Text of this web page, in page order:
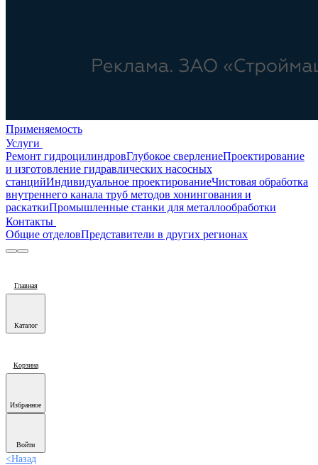
Применяемость
Услуги
Ремонт гидроцилиндровГлубокое сверлениеПроектирование
и изготовление гидравлических насосных
станцийИндивидуальное проектированиеЧистовая обработка
внутреннего канала труб методов хонингования и
раскаткиПромышленные станки для металлообработки
Контакты
Общие отделовПредставители в других регионах
Главная
Каталог
Корзина
Избранное
Войти
<Назад